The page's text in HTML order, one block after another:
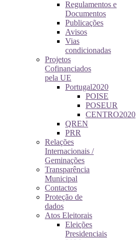
Regulamentos e
Documentos
Publicações
Avisos
Vias
condicionadas
Projetos
Cofinanciados
pela UE
Portugal2020
POISE
POSEUR
CENTRO2020
QREN
PRR
Relações
Internacionais /
Geminações
Transparência
Municipal
Contactos
Proteção de
dados
Atos Eleitorais
Eleições
Presidenciais